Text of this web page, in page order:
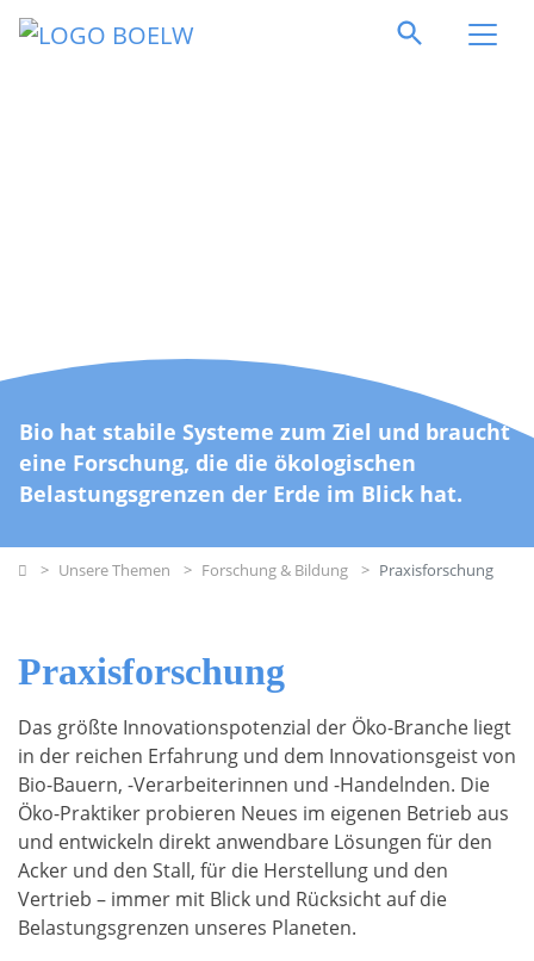
Bio hat stabile Systeme zum Ziel und braucht
eine Forschung, die die ökologischen
Belastungsgrenzen der Erde im Blick hat.
HomeUnsere Themen Forschung & Bildung Praxisforschung
Praxisforschung
Das größte Innovationspotenzial der Öko-Branche liegt
in der reichen Erfahrung und dem Innovationsgeist von
Bio-Bauern, -Verarbeiterinnen und -Handelnden. Die
Öko-Praktiker probieren Neues im eigenen Betrieb aus
und entwickeln direkt anwendbare Lösungen für den
Acker und den Stall, für die Herstellung und den
Vertrieb – immer mit Blick und Rücksicht auf die
Belastungsgrenzen unseres Planeten.